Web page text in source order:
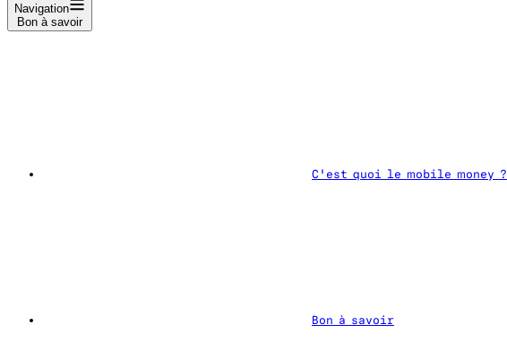
Navigation
Bon à savoir
C'est quoi le mobile money ?
Bon à savoir